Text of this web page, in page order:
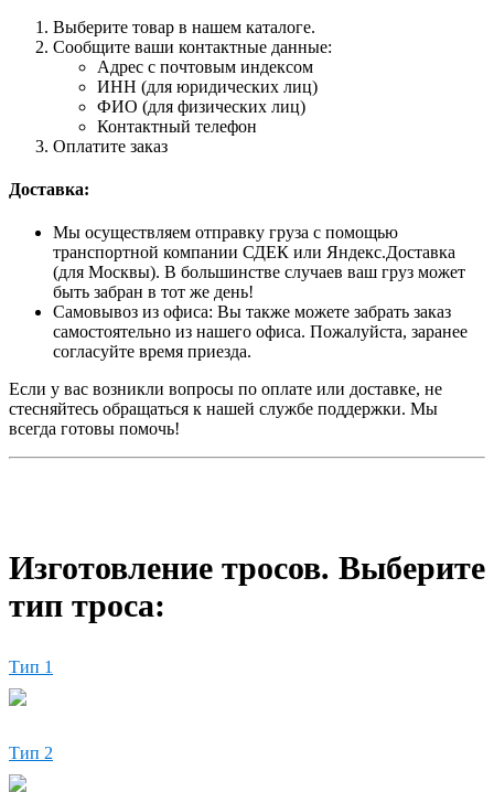
Выберите товар в нашем каталоге.
Сообщите ваши контактные данные:
Адрес с почтовым индексом
ИНН (для юридических лиц)
ФИО (для физических лиц)
Контактный телефон
Оплатите заказ
Доставка:
Мы осуществляем отправку груза с помощью
транспортной компании СДЕК или Яндекс.Доставка
(для Москвы). В большинстве случаев ваш груз может
быть забран в тот же день!
Самовывоз из офиса: Вы также можете забрать заказ
самостоятельно из нашего офиса. Пожалуйста, заранее
согласуйте время приезда.
Если у вас возникли вопросы по оплате или доставке, не
стесняйтесь обращаться к нашей службе поддержки. Мы
всегда готовы помочь!
Изготовление тросов. Выберите
тип троса:
Тип 1
Тип 2